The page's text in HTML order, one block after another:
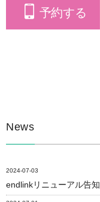
予約する
News
2024-07-03
endlinkリニューアル告知